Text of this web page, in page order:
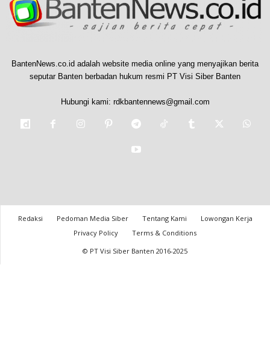
BantenNews.co.id adalah website media online yang menyajikan berita
seputar Banten berbadan hukum resmi PT Visi Siber Banten
Hubungi kami: rdkbantennews@gmail.com
Redaksi Pedoman Media Siber Tentang Kami
Lowongan Kerja
Privacy Policy
Terms & Conditions
© PT Visi Siber Banten 2016-2025